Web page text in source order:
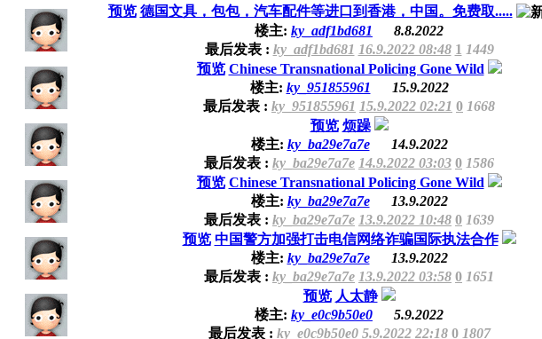
预览 德国文具，包包，汽车配件等进口到香港，中国。免费取.....
楼主: ky_adf1bd681
8.8.2022
最后发表 : ky_adf1bd681 16.9.2022 08:48 1 1449
预览 Chinese Transnational Policing Gone Wild
楼主: ky_951855961
15.9.2022
最后发表 : ky_951855961 15.9.2022 02:21 0 1668
预览 烦躁
楼主: ky_ba29e7a7e
14.9.2022
最后发表 : ky_ba29e7a7e 14.9.2022 03:03 0 1586
预览 Chinese Transnational Policing Gone Wild
楼主: ky_ba29e7a7e
13.9.2022
最后发表 : ky_ba29e7a7e 13.9.2022 10:48 0 1639
预览 中国警方加强打击电信网络诈骗国际执法合作
楼主: ky_ba29e7a7e
13.9.2022
最后发表 : ky_ba29e7a7e 13.9.2022 03:58 0 1651
预览 人太静
楼主: ky_e0c9b50e0
5.9.2022
最后发表 : ky_e0c9b50e0 5.9.2022 22:18 0 1807